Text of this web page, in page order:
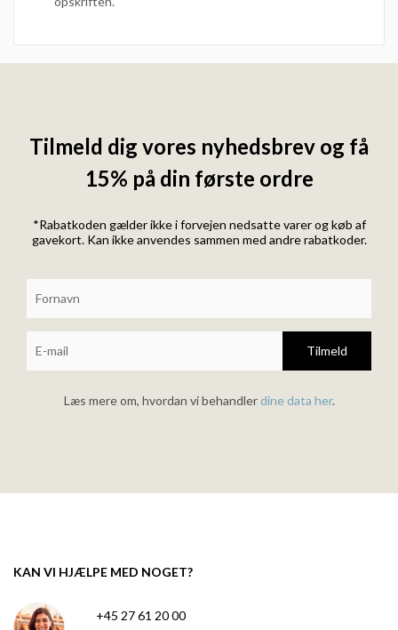
Tilmeld dig vores nyhedsbrev og få
15% på din første ordre
*Rabatkoden gælder ikke i forvejen nedsatte varer og køb af
gavekort. Kan ikke anvendes sammen med andre rabatkoder.
Tilmeld
Læs mere om, hvordan vi behandlerdine data her.
KAN VI HJÆLPE MED NOGET?
+45 27 61 20 00